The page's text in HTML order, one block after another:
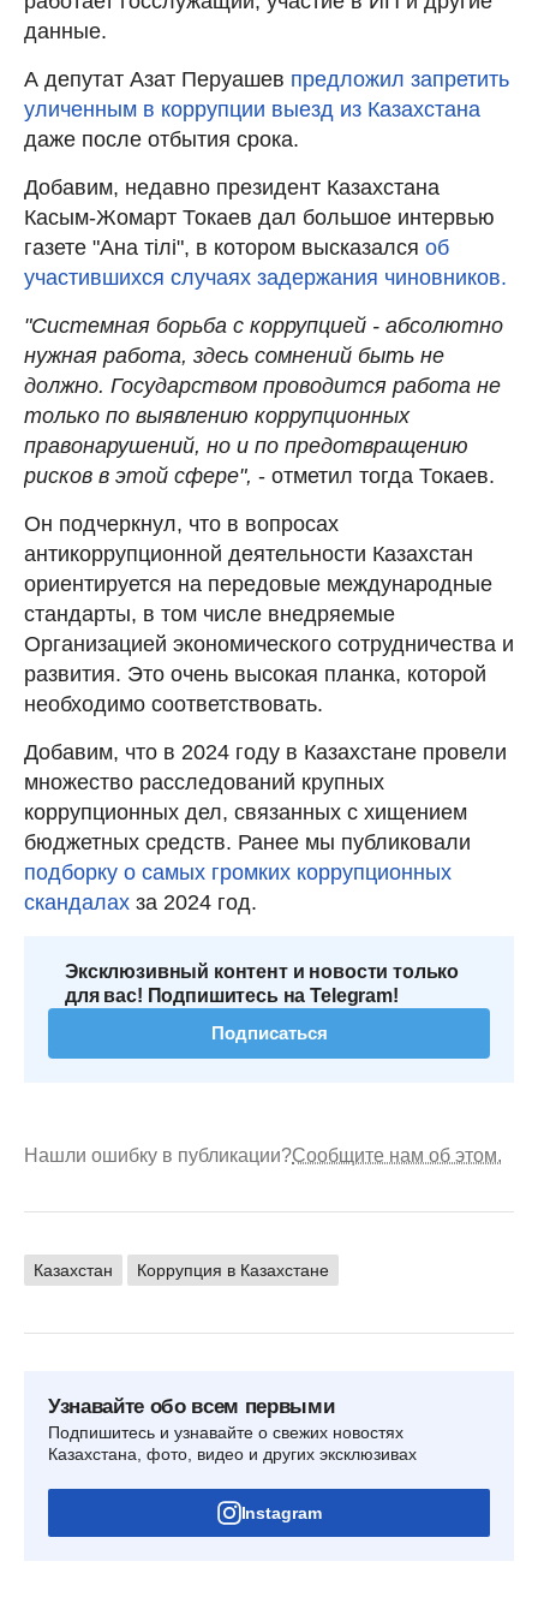
данные.
А депутат Азат Перуашев предложил запретить
уличенным в коррупции выезд из Казахстана
даже после отбытия срока.
Добавим, недавно президент Казахстана
Касым-Жомарт Токаев дал большое интервью
газете "Ана тiлi", в котором высказался об
участившихся случаях задержания чиновников.
"Системная борьба с коррупцией - абсолютно
нужная работа, здесь сомнений быть не
должно. Государством проводится работа не
только по выявлению коррупционных
правонарушений, но и по предотвращению
рисков в этой сфере", - отметил тогда Токаев.
Он подчеркнул, что в вопросах
антикоррупционной деятельности Казахстан
ориентируется на передовые международные
стандарты, в том числе внедряемые
Организацией экономического сотрудничества и
развития. Это очень высокая планка, которой
необходимо соответствовать.
Добавим, что в 2024 году в Казахстане провели
множество расследований крупных
коррупционных дел, связанных с хищением
бюджетных средств. Ранее мы публиковали
подборку о самых громких коррупционных
скандалах за 2024 год.
Эксклюзивный контент и новости только
для вас! Подпишитесь на Telegram!
Подписаться
Нашли ошибку в публикации?Сообщите нам об этом.
Казахстан Коррупция в Казахстане
Узнавайте обо всем первыми
Подпишитесь и узнавайте о свежих новостях
Казахстана, фото, видео и других эксклюзивах
Instagram